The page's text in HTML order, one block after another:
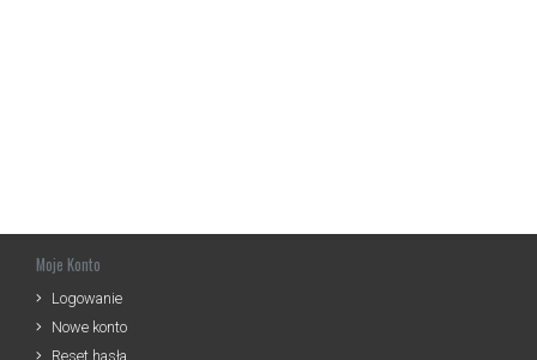
Moje Konto
Logowanie
Nowe konto
Reset hasła